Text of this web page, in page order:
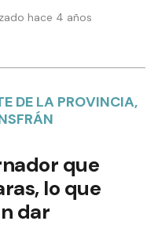
hace 4 años
DE LA PROVINCIA,
que
lo que
dar